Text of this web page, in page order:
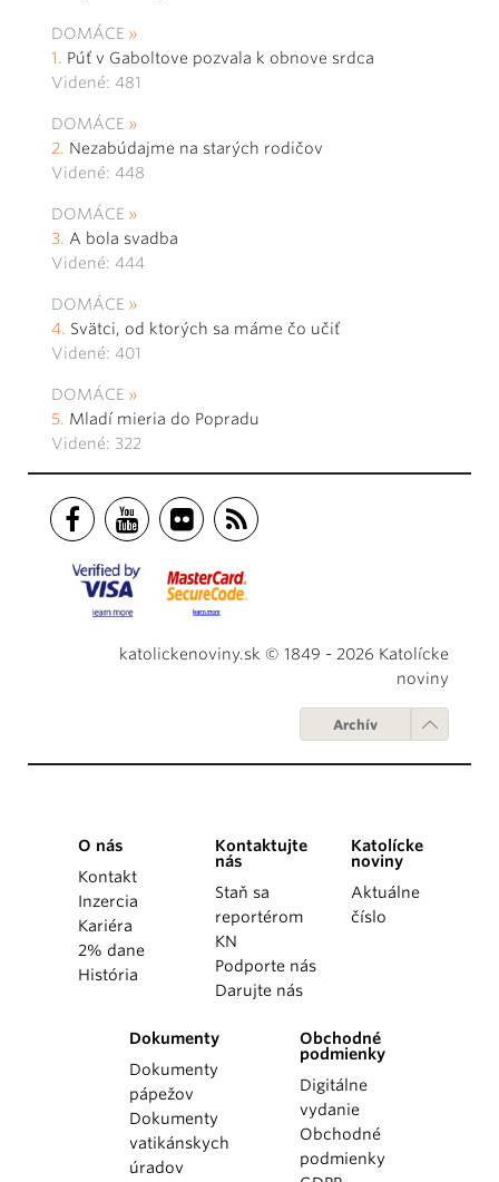
DOMÁCE
Púť v Gaboltove pozvala k obnove srdca
Videné: 481
DOMÁCE
Nezabúdajme na starých rodičov
Videné: 448
DOMÁCE
A bola svadba
Videné: 444
DOMÁCE
Svätci, od ktorých sa máme čo učiť
Videné: 401
DOMÁCE
Mladí mieria do Popradu
Videné: 322
katolickenoviny.sk © 1849 - 2026 Katolícke
noviny
Archív
O nás
Kontakt
Inzercia
Kariéra
2% dane
História
Kontaktujte
nás
Staň sa
reportérom
KN
Podporte nás
Darujte nás
Katolícke
noviny
Aktuálne
číslo
Dokumenty
Dokumenty
pápežov
Dokumenty
vatikánskych
úradov
Obchodné
podmienky
Digitálne
vydanie
Obchodné
podmienky